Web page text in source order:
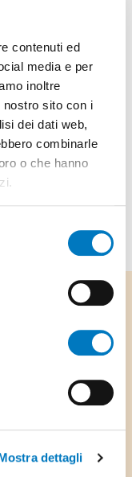
contenuti ed
media e per
inoltre
sito con i
dei dati web,
combinarle
o che hanno
dettagli